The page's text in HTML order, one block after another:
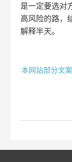
是一定要选对
高风险的路，
解释半天。
本网站部分文